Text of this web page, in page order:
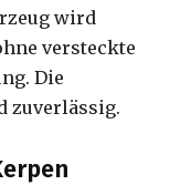
wird
versteckte
Die
zuverlässig.